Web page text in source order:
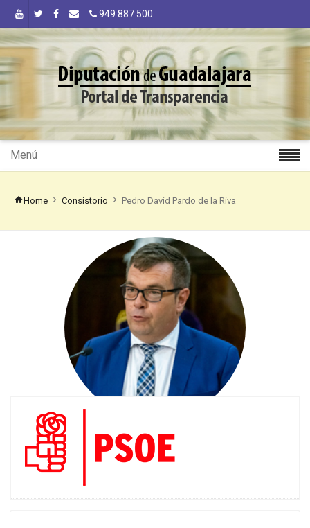
949 887 500
Menú
Home Consistorio Pedro David Pardo de la Riva